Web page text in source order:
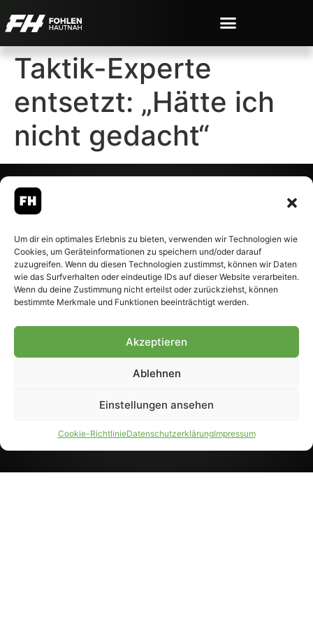
Um dir ein optimales Erlebnis zu bieten, verwenden wir Technologien wie
Cookies, um Geräteinformationen zu speichern und/oder darauf
zuzugreifen. Wenn du diesen Technologien zustimmst, können wir Daten
wie das Surfverhalten oder eindeutige IDs auf dieser Website verarbeiten.
Wenn du deine Zustimmung nicht erteilst oder zurückziehst, können
bestimmte Merkmale und Funktionen beeinträchtigt werden.
Akzeptieren
Ablehnen
Einstellungen ansehen
Cookie-RichtlinieDatenschutzerklärungImpressum
Taktik-Experte
entsetzt: „Hätte ich
nicht gedacht“
– Alle rechte vorbehalten.
Fohlen-Hautnah.de ist ein
offiziell eingetragenes Magazin
bei der Deutschen
Nationalbibliothek (ISSN 1868-
Weiterverarbeitung, auch
Genehmigung.
PARTNER WERDEN
AGB